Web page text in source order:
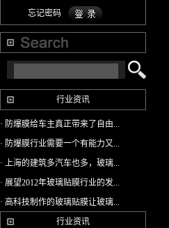
忘记密码
行业资讯
· 防爆膜给车主真正带来了自由...
· 防爆膜行业需要一个有能力又...
· 上海的建筑多汽车也多，玻璃...
· 展望2012年玻璃贴膜行业的发...
· 高科技制作的玻璃贴膜让玻璃...
行业资讯